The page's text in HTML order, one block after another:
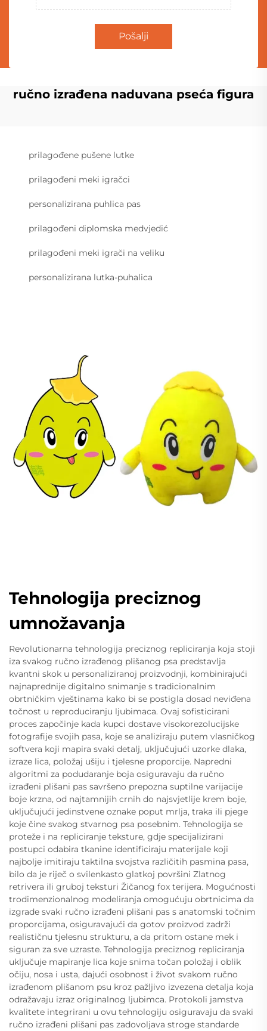
Pošalji
ručno izrađena naduvana pseća figura
prilagođene pušene lutke
prilagođeni meki igračci
personalizirana puhlica pas
prilagođeni diplomska medvjedić
prilagođeni meki igrači na veliku
personalizirana lutka-puhalica
Tehnologija preciznog
umnožavanja
Revolutionarna tehnologija preciznog repliciranja koja stoji
iza svakog ručno izrađenog plišanog psa predstavlja
kvantni skok u personaliziranoj proizvodnji, kombinirajući
najnaprednije digitalno snimanje s tradicionalnim
obrtničkim vještinama kako bi se postigla dosad neviđena
točnost u reproduciranju ljubimaca. Ovaj sofisticirani
proces započinje kada kupci dostave visokorezolucijske
fotografije svojih pasa, koje se analiziraju putem vlasničkog
softvera koji mapira svaki detalj, uključujući uzorke dlaka,
izraze lica, položaj ušiju i tjelesne proporcije. Napredni
algoritmi za podudaranje boja osiguravaju da ručno
izrađeni plišani pas savršeno prepozna suptilne varijacije
boje krzna, od najtamnijih crnih do najsvjetlije krem boje,
uključujući jedinstvene oznake poput mrlja, traka ili pjege
koje čine svakog stvarnog psa posebnim. Tehnologija se
proteže i na repliciranje teksture, gdje specijalizirani
postupci odabira tkanine identificiraju materijale koji
najbolje imitiraju taktilna svojstva različitih pasmina pasa,
bilo da je riječ o svilenkasto glatkoj površini Zlatnog
retrivera ili gruboj teksturi Žičanog fox terijera. Mogućnosti
trodimenzionalnog modeliranja omogućuju obrtnicima da
izgrade svaki ručno izrađeni plišani pas s anatomski točnim
proporcijama, osiguravajući da gotov proizvod zadrži
realističnu tjelesnu strukturu, a da pritom ostane mek i
siguran za sve uzraste. Tehnologija preciznog repliciranja
uključuje mapiranje lica koje snima točan položaj i oblik
očiju, nosa i usta, dajući osobnost i život svakom ručno
izrađenom plišanom psu kroz pažljivo izvezena detalja koja
odražavaju izraz originalnog ljubimca. Protokoli jamstva
kvalitete integrirani u ovu tehnologiju osiguravaju da svaki
ručno izrađeni plišani pas zadovoljava stroge standarde